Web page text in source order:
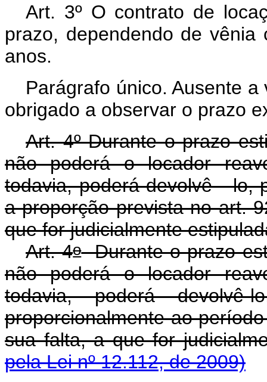
Art. 3º O contrato de
prazo, dependendo de
anos.
Parágrafo único. Ausente
obrigado a observar o prazo
Art. 4º Durante o prazo
não poderá o locador
todavia, poderá devolvê-lo,
a proporção prevista no art.
que for judicialmente
Art. 4oDurante o prazo
não poderá o locador
todavia, poderá
proporcionalmente ao
sua falta, a que for
pela Lei nº 12.112, de 2009)